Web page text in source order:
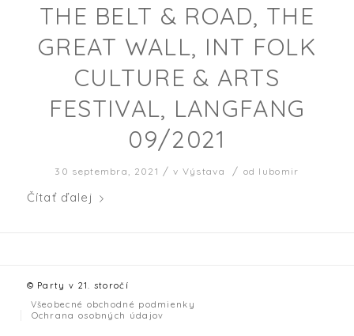
THE BELT & ROAD, THE
GREAT WALL, INT FOLK
CULTURE & ARTS
FESTIVAL, LANGFANG
09/2021
30 septembra, 2021 / v Výstava / od lubomir
Čítať ďalej
© Party v 21. storočí
Všeobecné obchodné podmienky
Ochrana osobných údajov